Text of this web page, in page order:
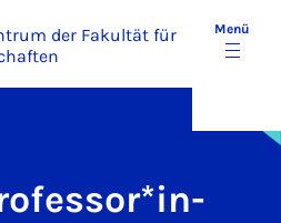
der Fakultät für
Menü